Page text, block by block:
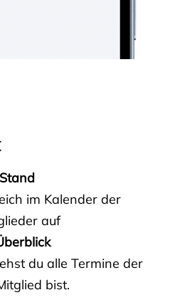
im Kalender der
auf
du alle Termine der
bist.